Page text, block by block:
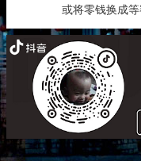
或将零钱换成等